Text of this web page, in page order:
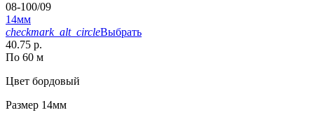
08-100/09
14мм
checkmark_alt_circleВыбрать
40.75 р.
По 60 м
Цвет бордовый
Размер 14мм